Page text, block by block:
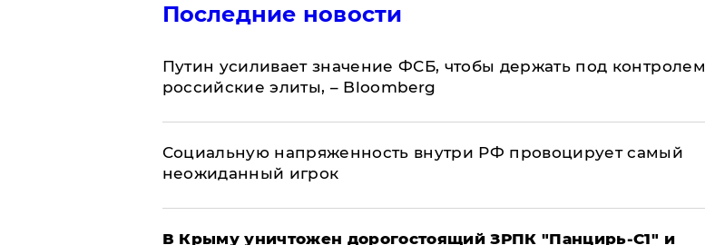
Последние новости
Путин усиливает значение ФСБ, чтобы держать под контролем
российские элиты, – Bloomberg
Социальную напряженность внутри РФ провоцирует самый
неожиданный игрок
В Крыму уничтожен дорогостоящий ЗРПК "Панцирь-С1" и